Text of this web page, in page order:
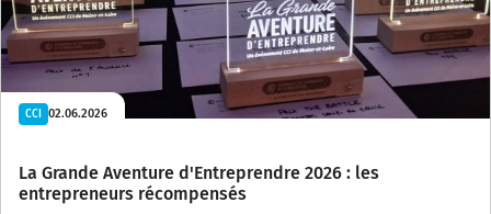
CCI 02.06.2026
La Grande Aventure d'Entreprendre 2026 : les
entrepreneurs récompensés